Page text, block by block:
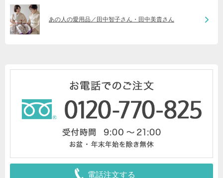
あの人の愛用品／田中智子さん・田中美貴さん
電話注文する